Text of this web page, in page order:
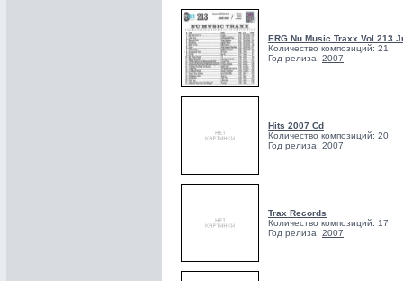
ERG Nu Music Traxx Vol 213
Количество композиций: 21
Год релиза: 2007
Hits 2007 Cd
Количество композиций: 20
Год релиза: 2007
Trax Records
Количество композиций: 17
Год релиза: 2007